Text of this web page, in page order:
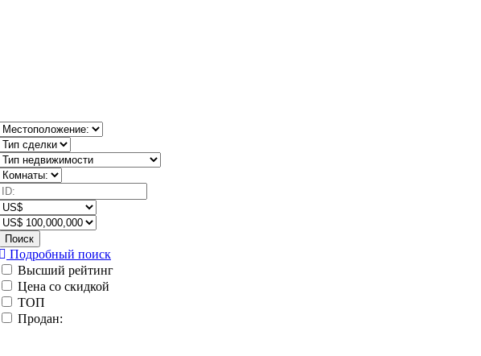
Поиск
Подробный поиск
Высший рейтинг
Цена со скидкой
ТОП
Продан: